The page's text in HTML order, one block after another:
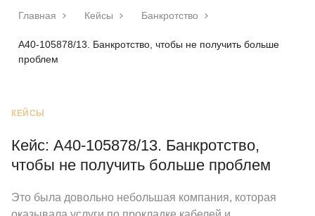
Главная Кейсы Банкротство
А40-105878/13. Банкротство, чтобы не получить больше
проблем
КЕЙСЫ
Кейс: А40-105878/13. Банкротство,
чтобы не получить больше проблем
Это была довольно небольшая компания, которая